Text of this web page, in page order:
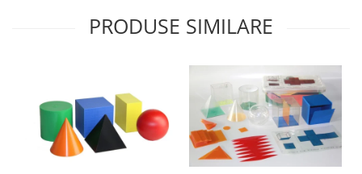
Tablete si Accesorii
Imprimante si Scanere 3D
Imprimante 3D
Videoconferinta si Colaborare
PRODUSE SIMILARE